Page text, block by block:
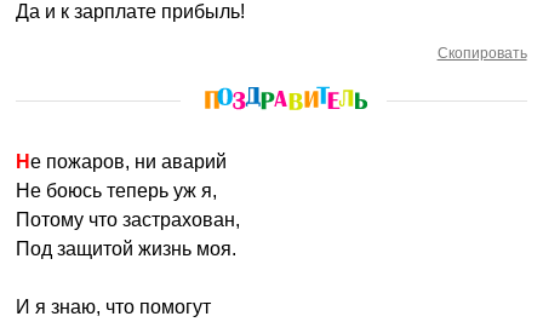
Да и к зарплате прибыль!
Скопировать
Не пожаров, ни аварий
Не боюсь теперь уж я,
Потому что застрахован,
Под защитой жизнь моя.
И я знаю, что помогут